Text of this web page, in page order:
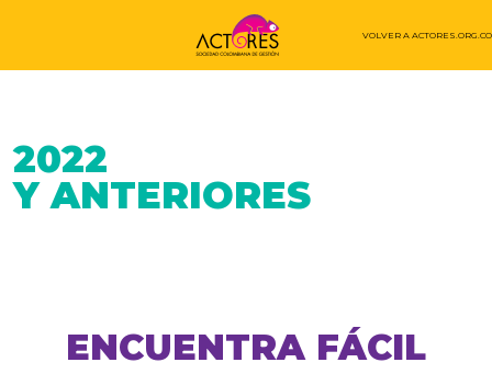
VOLVER A ACTORES.ORG.CO
2022
Y ANTERIORES
ENCUENTRA FÁCIL